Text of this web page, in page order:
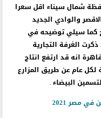
شمال سيناء اقل سعرا
والوادي الجديد
كما سيلي توضيحه في
الغرفة التجارية
انه قد ارتفع انتاج
لكل عام عن طريق المزارع
البيضاء .
مصر 2021